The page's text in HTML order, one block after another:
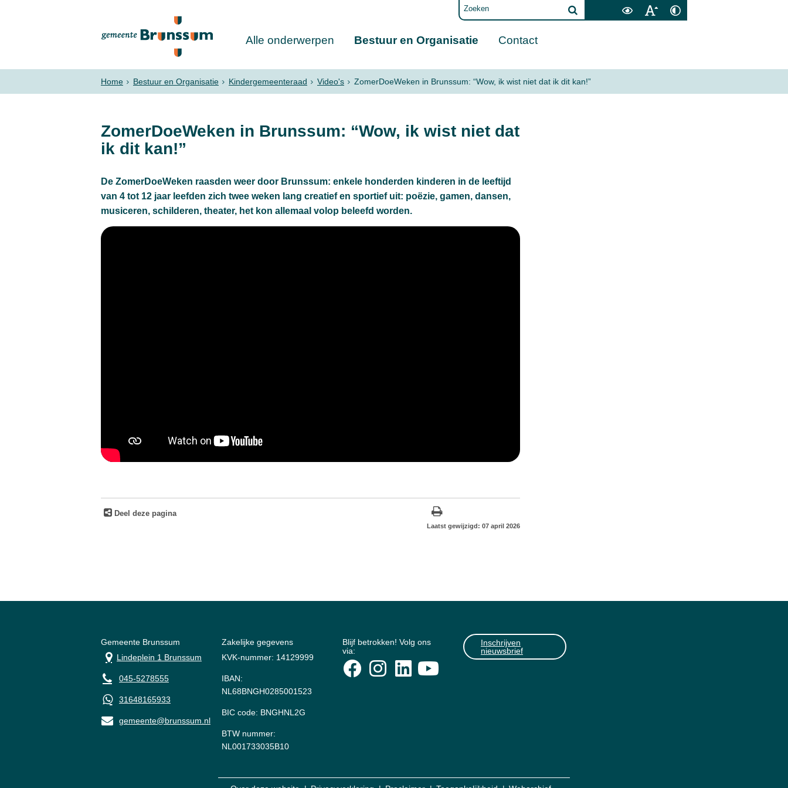
Alle onderwerpen Bestuur en Organisatie Contact
Home Bestuur en Organisatie Kindergemeenteraad Video's ZomerDoeWeken in Brunssum: “Wow, ik wist niet dat ik dit kan!”
ZomerDoeWeken in Brunssum: “Wow, ik wist niet dat
ik dit kan!”
De ZomerDoeWeken raasden weer door Brunssum: enkele honderden kinderen in de leeftijd
van 4 tot 12 jaar leefden zich twee weken lang creatief en sportief uit: poëzie, gamen, dansen,
musiceren, schilderen, theater, het kon allemaal volop beleefd worden.
Deel deze pagina
Laatst gewijzigd: 07 april 2026
Gemeente Brunssum
Lindeplein 1 Brunssum
045-5278555
31648165933
gemeente@brunssum.nl
Zakelijke gegevens
KVK-nummer: 14129999
IBAN:
NL68BNGH0285001523
BIC code: BNGHNL2G
BTW nummer:
NL001733035B10
Blijf betrokken! Volg ons
via:
Inschrijven
nieuwsbrief